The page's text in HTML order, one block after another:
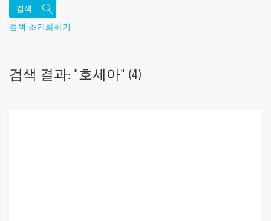
검색 초기화하기
검색 결과: "호세아" (4)